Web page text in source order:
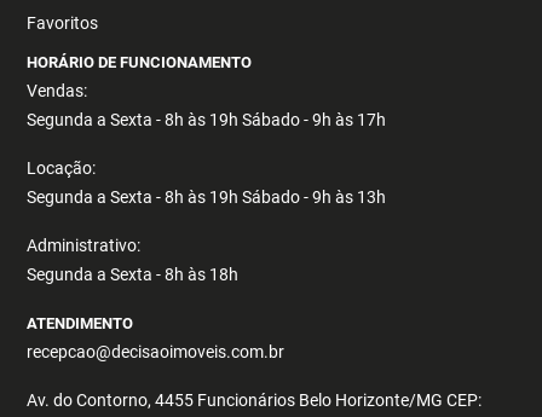
Favoritos
HORÁRIO DE FUNCIONAMENTO
Vendas:
Segunda a Sexta - 8h às 19h Sábado - 9h às 17h
Locação:
Segunda a Sexta - 8h às 19h Sábado - 9h às 13h
Administrativo:
Segunda a Sexta - 8h às 18h
ATENDIMENTO
recepcao@decisaoimoveis.com.br
Av. do Contorno, 4455 Funcionários Belo Horizonte/MG CEP: